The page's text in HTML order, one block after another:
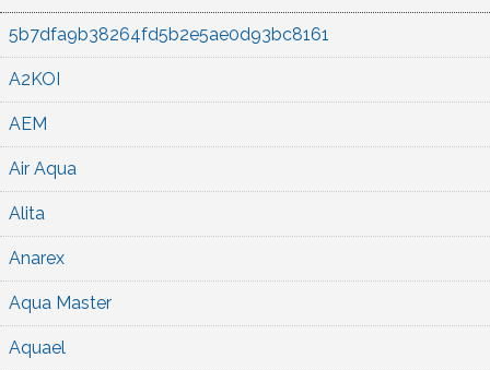
5b7dfa9b38264fd5b2e5ae0d93bc8161
A2KOI
AEM
Air Aqua
Alita
Anarex
Aqua Master
Aquael